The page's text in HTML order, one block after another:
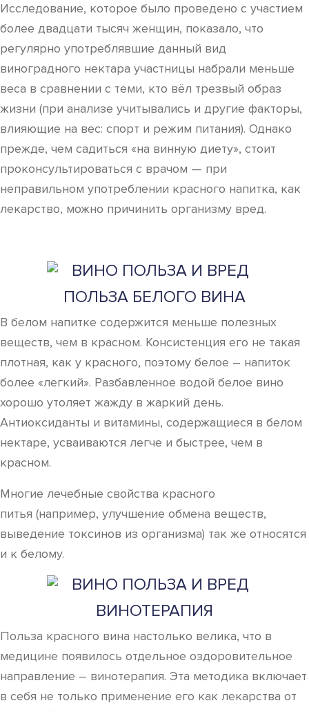
Исследование, которое было проведено с участием
более двадцати тысяч женщин, показало, что
регулярно употреблявшие данный вид
виноградного нектара участницы набрали меньше
веса в сравнении с теми, кто вёл трезвый образ
жизни (при анализе учитывались и другие факторы,
влияющие на вес: спорт и режим питания). Однако
прежде, чем садиться «на винную диету», стоит
проконсультироваться с врачом — при
неправильном употреблении красного напитка, как
лекарство, можно причинить организму вред.
ПОЛЬЗА БЕЛОГО ВИНА
В белом напитке содержится меньше полезных
веществ, чем в красном. Консистенция его не такая
плотная, как у красного, поэтому белое – напиток
более «легкий». Разбавленное водой белое вино
хорошо утоляет жажду в жаркий день.
Антиоксиданты и витамины, содержащиеся в белом
нектаре, усваиваются легче и быстрее, чем в
красном.
Многие лечебные свойства красного
питья (например, улучшение обмена веществ,
выведение токсинов из организма) так же относятся
и к белому.
ВИНОТЕРАПИЯ
Польза красного вина настолько велика, что в
медицине появилось отдельное оздоровительное
направление – винотерапия. Эта методика включает
в себя не только применение его как лекарства от